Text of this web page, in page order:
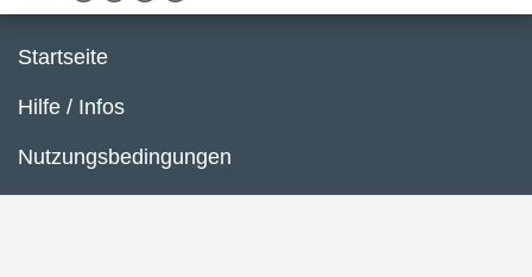
Startseite
Hilfe / Infos
Nutzungsbedingungen